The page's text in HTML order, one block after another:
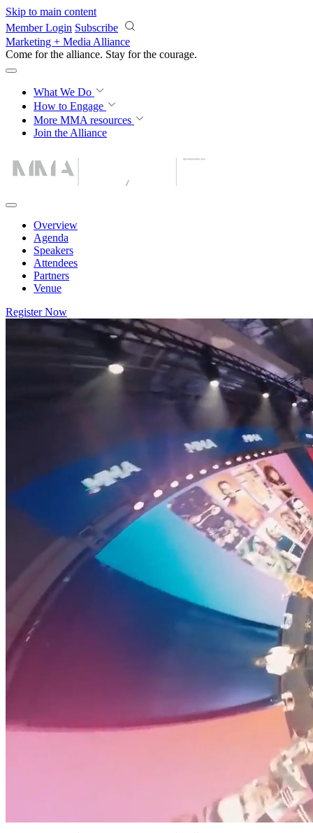
Skip to main content
Member Login Subscribe
Marketing + Media Alliance
Come for the alliance. Stay for the courage.
What We Do
How to Engage
More MMA resources
Join the Alliance
Overview
Agenda
Speakers
Attendees
Partners
Venue
Register Now